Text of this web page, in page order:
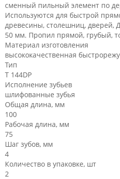
сменный пильный элемент по
Используются для быстрой
древесины, столешниц, дверей,
50 мм. Пропил прямой, грубый,
Материал изготовления
высококачественная
Тип
T 144DP
Исполнение зубьев
шлифованные зубья
Общая длина, мм
100
Рабочая длина, мм
75
Шаг зубов, мм
4
Количество в упаковке, шт
2